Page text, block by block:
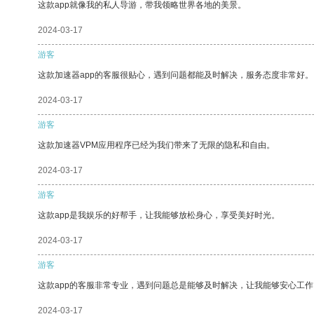
这款app就像我的私人导游，带我领略世界各地的美景。
2024-03-17
游客
这款加速器app的客服很贴心，遇到问题都能及时解决，服务态度非常好。
2024-03-17
游客
这款加速器VPM应用程序已经为我们带来了无限的隐私和自由。
2024-03-17
游客
这款app是我娱乐的好帮手，让我能够放松身心，享受美好时光。
2024-03-17
游客
这款app的客服非常专业，遇到问题总是能够及时解决，让我能够安心工
2024-03-17